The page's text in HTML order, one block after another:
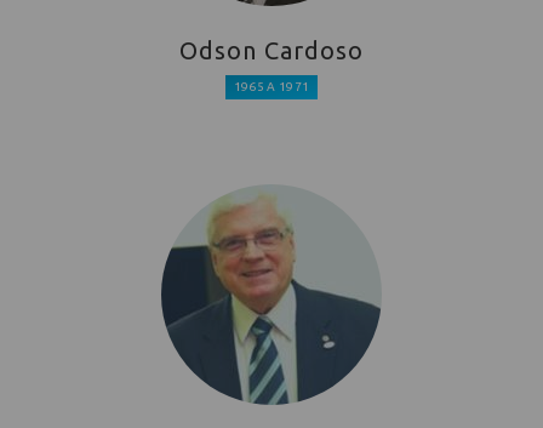
Odson Cardoso
1965 A 1971